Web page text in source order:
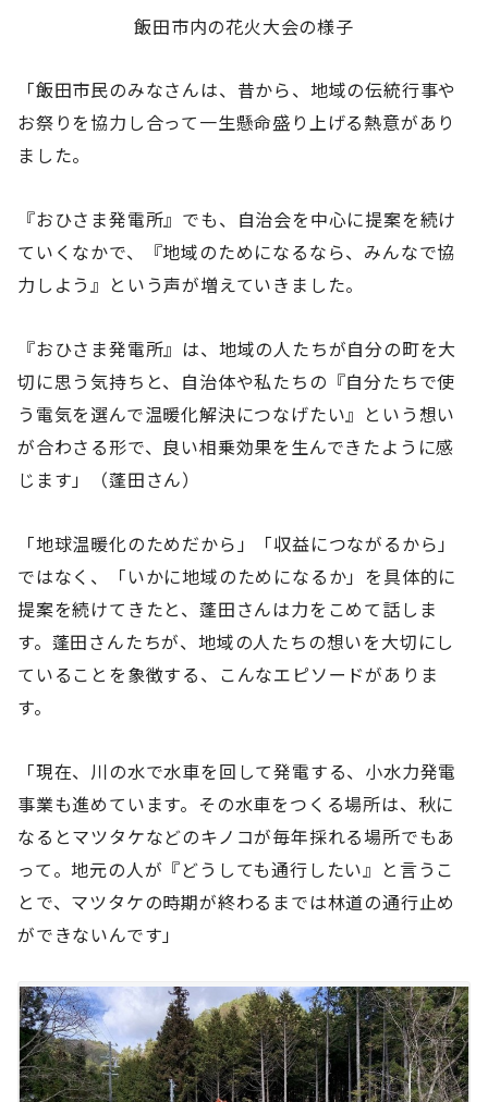
飯田市内の花火大会の様子
「飯田市民のみなさんは、昔から、地域の伝統行事や
お祭りを協力し合って一生懸命盛り上げる熱意があり
ました。
『おひさま発電所』でも、自治会を中心に提案を続け
ていくなかで、『地域のためになるなら、みんなで協
力しよう』という声が増えていきました。
『おひさま発電所』は、地域の人たちが自分の町を大
切に思う気持ちと、自治体や私たちの『自分たちで使
う電気を選んで温暖化解決につなげたい』という想い
が合わさる形で、良い相乗効果を生んできたように感
じます」（蓬田さん）
「地球温暖化のためだから」「収益につながるから」
ではなく、「いかに地域のためになるか」を具体的に
提案を続けてきたと、蓬田さんは力をこめて話しま
す。蓬田さんたちが、地域の人たちの想いを大切にし
ていることを象徴する、こんなエピソードがありま
す。
「現在、川の水で水車を回して発電する、小水力発電
事業も進めています。その水車をつくる場所は、秋に
なるとマツタケなどのキノコが毎年採れる場所でもあ
って。地元の人が『どうしても通行したい』と言うこ
とで、マツタケの時期が終わるまでは林道の通行止め
ができないんです」